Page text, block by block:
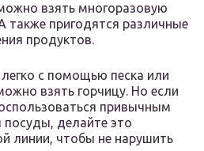
взять многоразовую
также пригодятся различные
продуктов.
с помощью песка или
взять горчицу. Но если
привычным
делайте это
линии, чтобы не нарушить